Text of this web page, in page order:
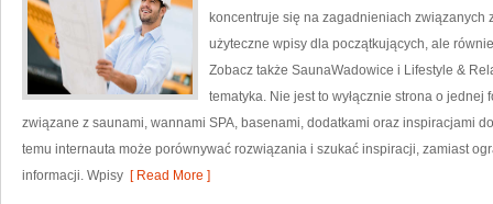
koncentruje się na zagadnieniach związanych
użyteczne wpisy dla początkujących, ale
Zobacz także SaunaWadowice i Lifestyle &
tematyka. Nie jest to wyłącznie strona o
związane z saunami, wannami SPA, basenami, dodatkami oraz inspiracjami
temu internauta może porównywać rozwiązania i szukać inspiracji, zamiast
informacji. Wpisy [ Read More ]